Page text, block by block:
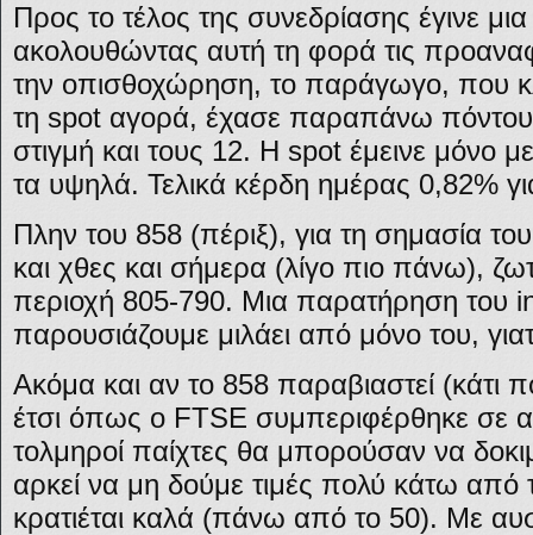
Προς το τέλος της συνεδρίασης έγινε
ακολουθώντας αυτή τη φορά τις
την οπισθοχώρηση, το παράγωγο, που
τη spot αγορά, έχασε παραπάνω
στιγμή και τους 12. Η spot έμεινε μόνο
τα υψηλά. Τελικά κέρδη ημέρας 0,82%
Πλην του 858 (πέριξ), για τη σημασία
και χθες και σήμερα (λίγο πιο πάνω),
περιοχή 805-790. Μια παρατήρηση του
παρουσιάζουμε μιλάει από μόνο του,
Ακόμα και αν το 858 παραβιαστεί (κάτι
έτσι όπως ο FTSE συμπεριφέρθηκε σε
τολμηροί παίχτες θα μπορούσαν να
αρκεί να μη δούμε τιμές πολύ κάτω
κρατιέται καλά (πάνω από το 50). Με